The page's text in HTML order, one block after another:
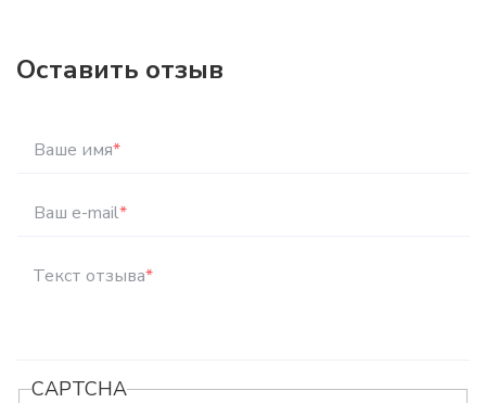
Оставить отзыв
Ваше имя*
Ваш e-mail*
Текст отзыва*
CAPTCHA